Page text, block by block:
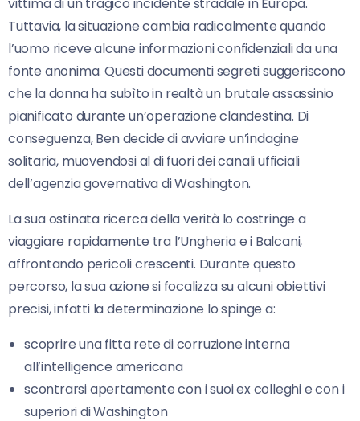
Tuttavia, la situazione cambia radicalmente quando
l’uomo riceve alcune informazioni confidenziali da una
fonte anonima. Questi documenti segreti suggeriscono
che la donna ha subìto in realtà un brutale assassinio
pianificato durante un’operazione clandestina. Di
conseguenza, Ben decide di avviare un’indagine
solitaria, muovendosi al di fuori dei canali ufficiali
dell’agenzia governativa di Washington.
La sua ostinata ricerca della verità lo costringe a
viaggiare rapidamente tra l’Ungheria e i Balcani,
affrontando pericoli crescenti. Durante questo
percorso, la sua azione si focalizza su alcuni obiettivi
precisi, infatti la determinazione lo spinge a:
scoprire una fitta rete di corruzione interna
all’intelligence americana
scontrarsi apertamente con i suoi ex colleghi e con i
superiori di Washington